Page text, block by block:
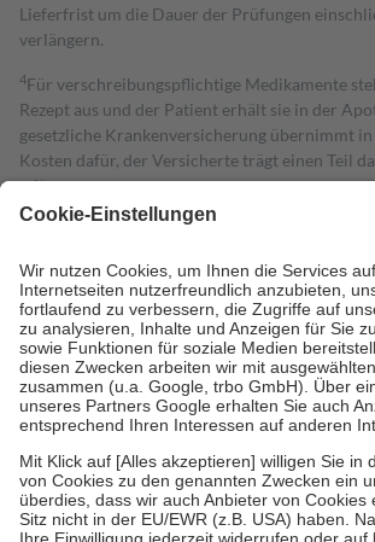
Lieferfrist um die Dauer der Prüfungen
verlängern.
4Für verschreibungspflichtige Medikamente
Rezept aus und der Patient erhält sie in der
gesetzliche Krankenversicherung übernimmt in
Kosten dafür, der Versicherte trägt einen Teil
mit.
Grundsätzlich leisten Mitglieder Zuzahlungen in
höchstens zehn Euro.
Es sind jedoch nie mehr
Kosten der Leistung zu entrichten.
Diese Regeln gelten grundsätzlich auch für
Bei Heilmitteln und häuslicher Krankenpflege
Zuzahlung zehn Prozent der Kosten sowie zehn
Verordnung.
Um das Engagement der Versicherten für ihre
stärken und die besondere Stellung der Familie
fallenkeine Zuzahlungenan bei:
• Kindern und Jugendlichen bis zum
mit Ausnahme der Fahrkosten